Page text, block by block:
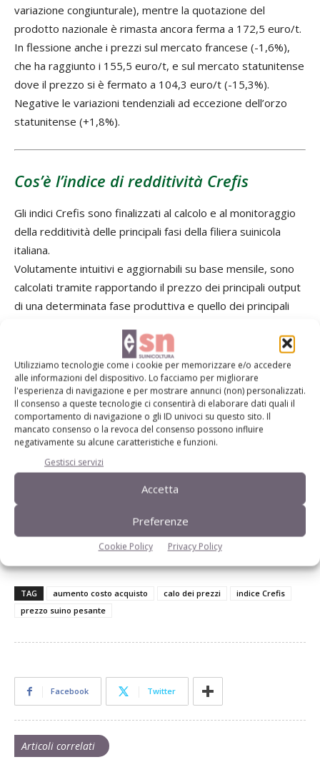
Utilizziamo tecnologie come i cookie per memorizzare e/o accedere
alle informazioni del dispositivo. Lo facciamo per migliorare
l'esperienza di navigazione e per mostrare annunci (non) personalizzati.
Il consenso a queste tecnologie ci consentirà di elaborare dati quali il
comportamento di navigazione o gli ID univoci su questo sito. Il
mancato consenso o la revoca del consenso possono influire
negativamente su alcune caratteristiche e funzioni.
Gestisci servizi
Accetta
Preferenze
Cookie Policy Privacy Policy
variazione congiunturale), mentre la quotazione del
prodotto nazionale è rimasta ancora ferma a 172,5 euro/t.
In flessione anche i prezzi sul mercato francese (-1,6%),
che ha raggiunto i 155,5 euro/t, e sul mercato statunitense
dove il prezzo si è fermato a 104,3 euro/t (-15,3%).
Negative le variazioni tendenziali ad eccezione dell’orzo
statunitense (+1,8%).
Cos’è l’indice di redditività Crefis
Gli indici Crefis sono finalizzati al calcolo e al monitoraggio
della redditività delle principali fasi della filiera suinicola
italiana.
Volutamente intuitivi e aggiornabili su base mensile, sono
calcolati tramite rapportando il prezzo dei principali output
di una determinata fase produttiva e quello dei principali
maggiore è la redditività.
In particolare, l’Indice Crefis di redditività dell’allevamento
viene calcolato attraverso il rapporto tra il prezzo del suino
pesante (principale output) e una media ponderata dei
prezzi dei principali input, in particolare mais e soia,
impiegati nell’intero periodo di allevamento.
suini macellati nel mese per il quale l’indice è calcolato, e
fornisce all’allevatore un’immediata percezione,
ovviamente in termini di media, di quanto sta rendendo la
sua attività quotidiana e di quale sia l’andamento rispetto ai
TAG aumento costo acquisto calo dei prezzi
indice Crefis
prezzo suino pesante
Facebook Twitter
Articoli correlati